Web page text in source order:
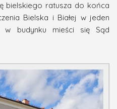
bielskiego ratusza do końca
Bielska i Białej w jeden
w budynku mieści się Sąd